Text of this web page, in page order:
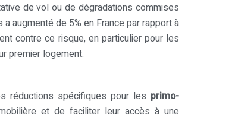
de vol ou de dégradations commises
augmenté de 5% en France par rapport à
contre ce risque, en particulier pour les
premier logement.
réductions spécifiques pour les primo-